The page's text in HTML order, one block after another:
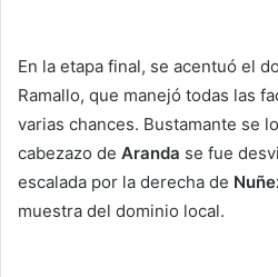
En la etapa final, se acentuó el
Ramallo, que manejó todas las
varias chances. Bustamante se
cabezazo de Aranda se fue
escalada por la derecha de
muestra del dominio local.